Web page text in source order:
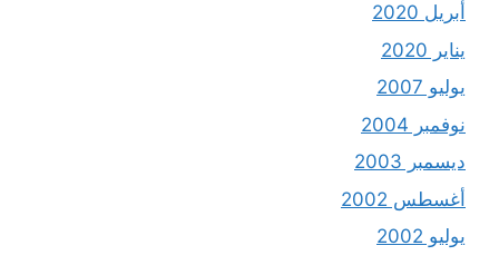
أبريل 2020
يناير 2020
يوليو 2007
نوفمبر 2004
ديسمبر 2003
أغسطس 2002
يوليو 2002